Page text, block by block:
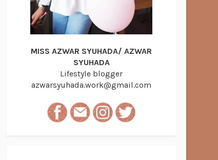
MISS AZWAR SYUHADA/ AZWAR
SYUHADA
Lifestyle blogger
azwarsyuhada.work@gmail.com